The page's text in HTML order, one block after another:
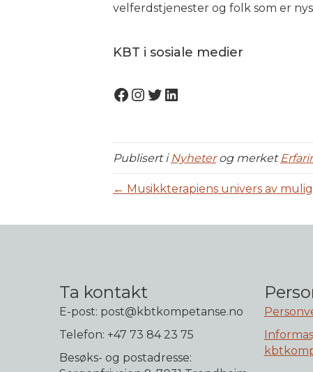
velferdstjenester og folk som er
KBT i sosiale medier
Facebook
Instagram
Twitter
LinkedIn
Publisert i Nyheterog merket
← Musikkterapiens univers av
Ta kontakt
E-post: post@kbtkompetanse.no
Telefon: +47 73 84 23 75
Besøks- og postadresse: